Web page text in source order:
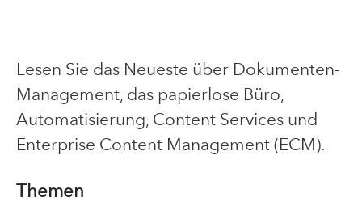
Lesen Sie das Neueste über Dokumenten-
Management, das papierlose Büro,
Automatisierung, Content Services und
Enterprise Content Management (ECM).
Themen